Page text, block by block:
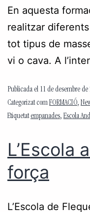
En aquesta
realitzar
tot tipus de
vi o cava. A
Publicada el 11 de desembre de
Categorizat comFORMACIÓ,
Etiquetatempanades, Escola
L’Escola
força
L’Escola de